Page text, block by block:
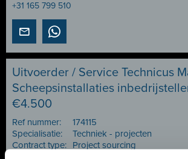
+31 165 799 510
Uitvoerder / Service Technicus
Scheepsinstallaties
€4.500
Ref nummer:
174115
Specialisatie:
Techniek - projecten
Contract type:
Project sourcing